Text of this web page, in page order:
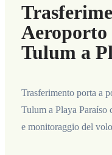
Tulum a
Trasferimento porta a
Tulum a Playa Paraíso
e monitoraggio del